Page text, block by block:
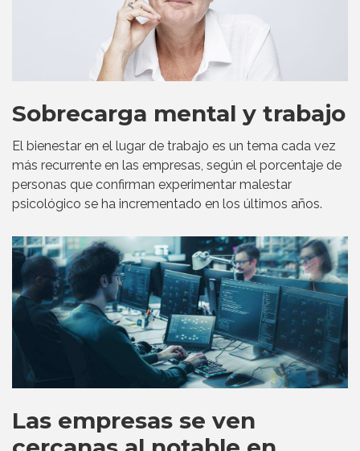
Sobrecarga mental y trabajo
El bienestar en el lugar de trabajo es un tema cada vez
más recurrente en las empresas, según el porcentaje de
personas que confirman experimentar malestar
psicológico se ha incrementado en los últimos años.
Las empresas se ven